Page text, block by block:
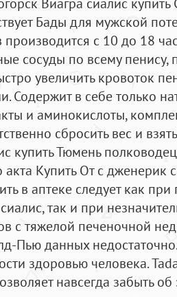
Бады для мужской
с 10 до 18
сосуды по всему
увеличить кровоток
Содержит в себе только
и аминокислоты,
сбросить вес и
купить Тюмень
Купить От c дженерик
в аптеке следует как
так и при
с тяжелой печеночной
Пью данных
здоровью человека.
навсегда забыть